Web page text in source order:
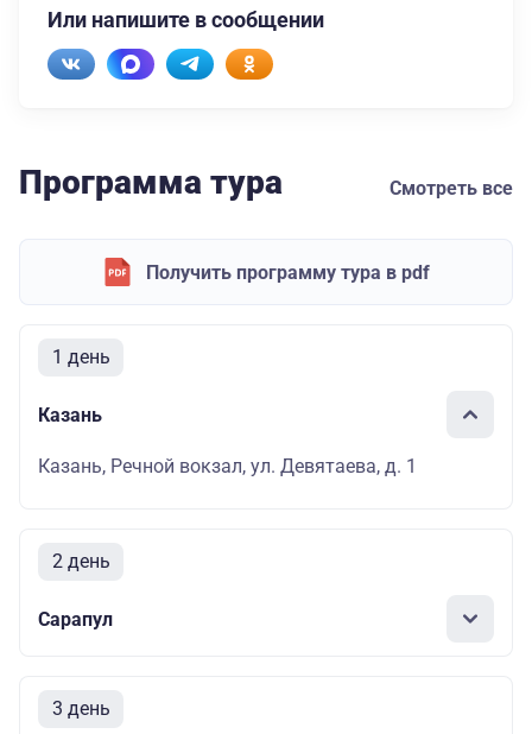
Или напишите в сообщении
Программа тура Смотреть все
Получить программу тура в pdf
1 день
Казань
Казань, Речной вокзал, ул. Девятаева, д. 1
2 день
Сарапул
3 день